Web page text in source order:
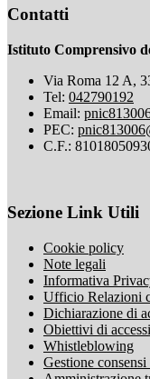
Contatti
Istituto Comprensivo
Via Roma 12 A,
Tel: 042790192
Email:
PEC:
C.F.:
Sezione Link Utili
Cookie policy
Note legali
Informativa
Ufficio Relazioni
Dichiarazione di
Obiettivi di
Whistleblowing
Gestione